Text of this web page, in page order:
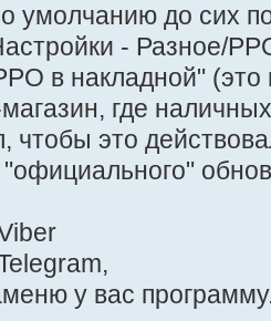
умолчанию до сих
- Разное/
в накладной"
где
чтобы это
у вас